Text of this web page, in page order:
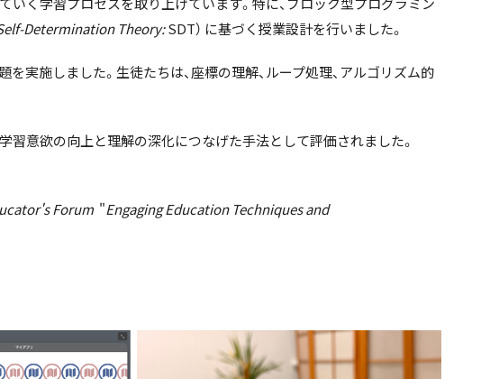
Determination Theory:SDT） に基づく授業設計を行いました。
実施しました。生徒たちは、座標の理解、ループ処理、アルゴリズム的
学習意欲の向上と理解の深化につなげた手法として評価されました。
Forum "Engaging Education Techniques and